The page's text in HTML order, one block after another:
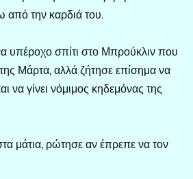
από την καρδιά του.
υπέροχο σπίτι στο Μπρούκλιν που
Μάρτα, αλλά ζήτησε επίσημα να
να γίνει νόμιμος κηδεμόνας της
μάτια, ρώτησε αν έπρεπε να τον